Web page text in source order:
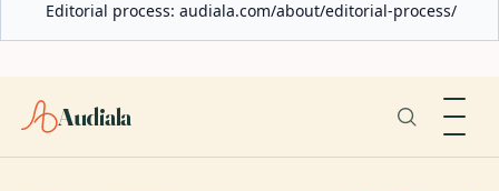
Editorial process: audiala.com/about/editorial-process/
Audiala